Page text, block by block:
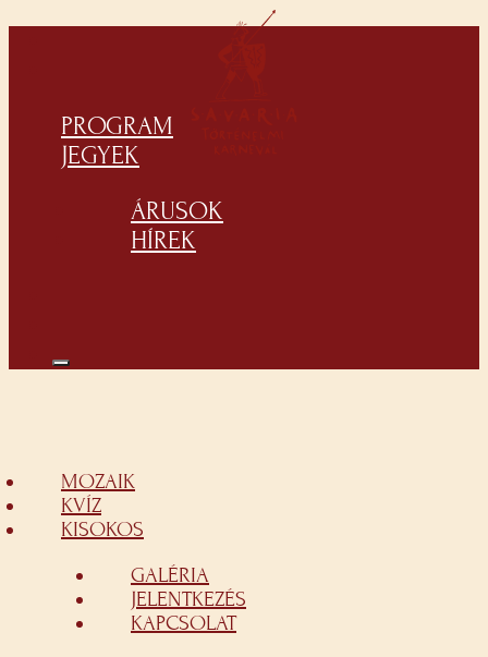
PROGRAM
JEGYEK
ÁRUSOK
HÍREK
MOZAIK
KVÍZ
KISOKOS
GALÉRIA
JELENTKEZÉS
KAPCSOLAT